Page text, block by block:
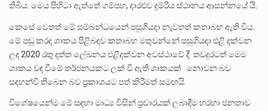
තිබිය. මෙය පිහිටා ඇත්තේ ගම්පහ, දාරළුව දුම්රිය ස්ථානය ආසන්නයේ යි.
කෙසේ වෙතත් මේ සම්බන්ධයෙන් පසුගියදා නැවතත් කතාබහ ඇති විය.
මේ පඬු කරද ශාකය පිළිබඳව කතාබහ මතුවන්නේ පසුගියදා එළි දක්වන
ලද 2020 රතු දත්ත ලේඛනය එළිදක්වන අවස්ථාවේ දී තවදුරටත් මෙම
ශාකය වඳ වීමේ තර්ජනයකට ලක් වී ඇති ශාකයක් නොවන බව
සඳහන්වී තිබෙන බව ප්‍රකාශයට පත් කිරීමත් සමඟයි.
විශේෂයෙන්ම මේ සඳහා මාධ්‍ය විසින් ප්‍රචාරයක් ලබාදීම හරහා ජනතාව